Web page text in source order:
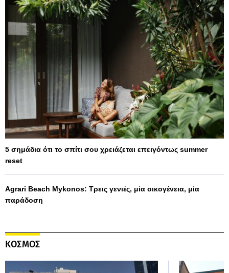
5 σημάδια ότι το σπίτι σου χρειάζεται επειγόντως summer
reset
Agrari Beach Mykonos: Τρεις γενιές, μία οικογένεια, μία
παράδοση
ΚΟΣΜΟΣ